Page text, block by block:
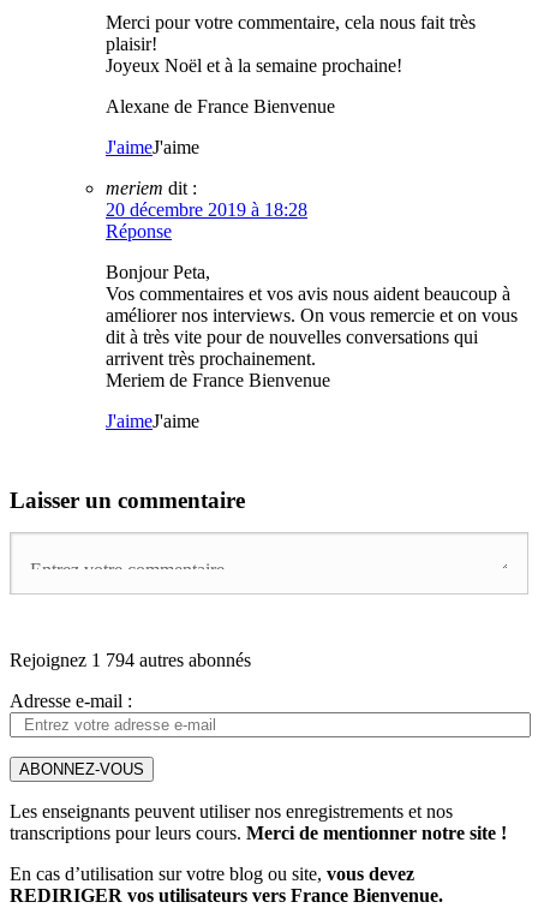
Merci pour votre commentaire, cela nous fait très
plaisir!
Joyeux Noël et à la semaine prochaine!
Alexane de France Bienvenue
J'aimeJ'aime
meriem dit :
20 décembre 2019 à 18:28
Réponse
Bonjour Peta,
Vos commentaires et vos avis nous aident beaucoup à
améliorer nos interviews. On vous remercie et on vous
dit à très vite pour de nouvelles conversations qui
arrivent très prochainement.
Meriem de France Bienvenue
J'aimeJ'aime
Laisser un commentaire
Rejoignez 1 794 autres abonnés
Adresse e-mail :
ABONNEZ-VOUS
Les enseignants peuvent utiliser nos enregistrements et nos
transcriptions pour leurs cours. Merci de mentionner notre site !
En cas d’utilisation sur votre blog ou site, vous devez
REDIRIGER vos utilisateurs vers France Bienvenue.